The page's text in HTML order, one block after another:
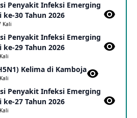
PHEIC Penyakit Ebola
23 May 2026
Penyakit Ebola di RD Kongo dan
17 May 2026
Ebola di RD Kongo
16 May 2026
Penyakit Infeksi Emerging
30 Tahun 2026
Kali
Penyakit Infeksi Emerging
29 Tahun 2026
Kelima di Kamboja​
Penyakit Infeksi Emerging
27 Tahun 2026